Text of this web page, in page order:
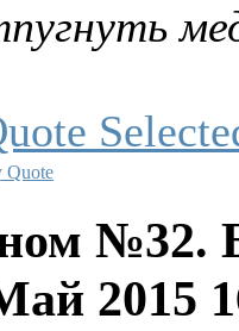
Quote
№32.
2015